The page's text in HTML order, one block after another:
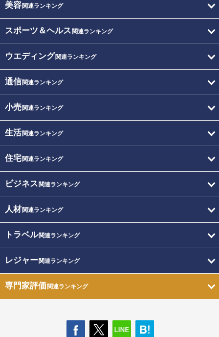
美容関連ランキング
スポーツ＆ヘルス 関連ランキング
ウエディング関連ランキング
通信関連ランキング
小売関連ランキング
生活関連ランキング
住宅関連ランキング
ビジネス 関連ランキング
人材関連ランキング
トラベル関連ランキング
レジャー関連ランキング
専門家評価関連ランキング